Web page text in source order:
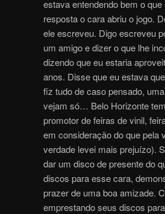
estava entendendo bem o
resposta o cara abriu o jogo.
ele escreveu. Digo escreveu
um amigo e dizer o que lhe
dizendo que eu estaria
anos. Disse que eu estava
fiz tudo de caso pensado,
vejam só… Belo Horizonte
promotor de feiras de vinil,
em consideração do que pela
verdade levei mais prejuízo).
dar um disco de presente do
discos para esse cara,
prazer de uma boa amizade.
emprestando seus discos